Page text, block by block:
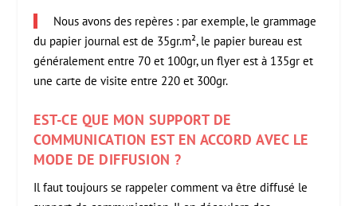
Nous avons des repères : par exemple, le grammage
du papier journal est de 35gr.m², le papier bureau est
généralement entre 70 et 100gr, un flyer est à 135gr et
une carte de visite entre 220 et 300gr.
EST-CE QUE MON SUPPORT DE
COMMUNICATION EST EN ACCORD AVEC LE
MODE DE DIFFUSION ?
Il faut toujours se rappeler comment va être diffusé le